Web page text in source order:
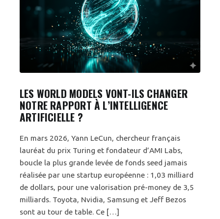
LES WORLD MODELS VONT-ILS CHANGER
NOTRE RAPPORT À L’INTELLIGENCE
ARTIFICIELLE ?
En mars 2026, Yann LeCun, chercheur français
lauréat du prix Turing et fondateur d’AMI Labs,
boucle la plus grande levée de fonds seed jamais
réalisée par une startup européenne : 1,03 milliard
de dollars, pour une valorisation pré-money de 3,5
milliards. Toyota, Nvidia, Samsung et Jeff Bezos
sont au tour de table. Ce […]